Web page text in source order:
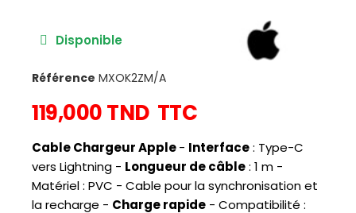
Disponible
Référence MXOK2ZM/A
119,000 TND TTC
Cable Chargeur Apple- Interface: Type-C
vers Lightning - Longueur de câble: 1 m -
Matériel : PVC - Cable pour la synchronisation et
la recharge - Charge rapide - Compatibilité :